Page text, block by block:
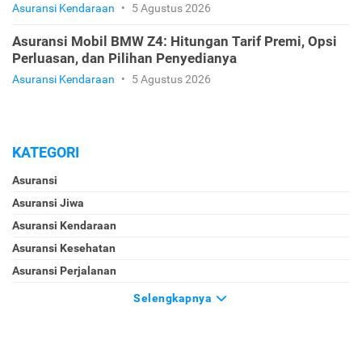
Asuransi Kendaraan • 5 Agustus 2026
Asuransi Mobil BMW Z4: Hitungan Tarif Premi, Opsi
Perluasan, dan Pilihan Penyedianya
Asuransi Kendaraan • 5 Agustus 2026
KATEGORI
Asuransi
Asuransi Jiwa
Asuransi Kendaraan
Asuransi Kesehatan
Asuransi Perjalanan
Selengkapnya